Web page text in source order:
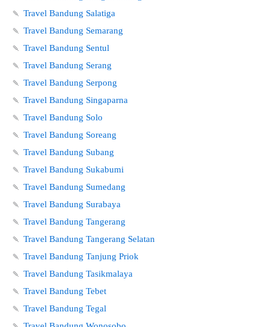
🍡 Travel Bandung Salatiga
🍡 Travel Bandung Semarang
🍡 Travel Bandung Sentul
🍡 Travel Bandung Serang
🍡 Travel Bandung Serpong
🍡 Travel Bandung Singaparna
🍡 Travel Bandung Solo
🍡 Travel Bandung Soreang
🍡 Travel Bandung Subang
🍡 Travel Bandung Sukabumi
🍡 Travel Bandung Sumedang
🍡 Travel Bandung Surabaya
🍡 Travel Bandung Tangerang
🍡 Travel Bandung Tangerang Selatan
🍡 Travel Bandung Tanjung Priok
🍡 Travel Bandung Tasikmalaya
🍡 Travel Bandung Tebet
🍡 Travel Bandung Tegal